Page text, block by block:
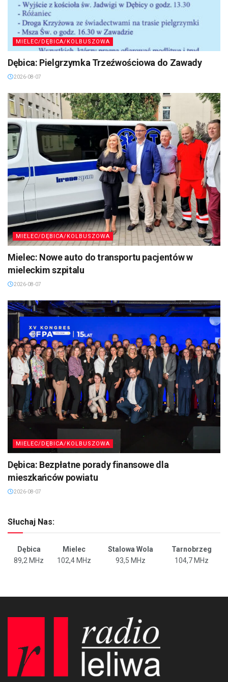
MIELEC/DĘBICA/KOLBUSZOWA
Dębica: Pielgrzymka Trzeźwościowa do Zawady
2026-08-07
MIELEC/DĘBICA/KOLBUSZOWA
Mielec: Nowe auto do transportu pacjentów w
mieleckim szpitalu
2026-08-07
MIELEC/DĘBICA/KOLBUSZOWA
Dębica: Bezpłatne porady finansowe dla
mieszkańców powiatu
2026-08-07
Słuchaj Nas:
Dębica Mielec Stalowa Wola
Tarnobrzeg
89,2 MHz
102,4 MHz 93,5 MHz 104,7 MHz